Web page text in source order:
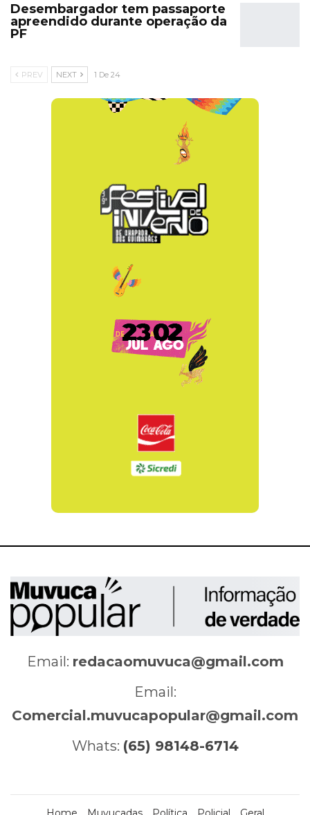
Desembargador tem passaporte
apreendido durante operação da
PF
PREV NEXT 1 De 24
Email: redacaomuvuca@gmail.com
Email:
Comercial.muvucapopular@gmail.com
Whats: (65) 98148-6714